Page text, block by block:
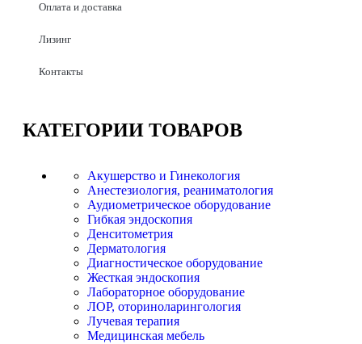
Оплата и доставка
Лизинг
Контакты
КАТЕГОРИИ ТОВАРОВ
Акушерство и Гинекология
Анестезиология, реаниматология
Аудиометрическое оборудование
Гибкая эндоскопия
Денситометрия
Дерматология
Диагностическое оборудование
Жесткая эндоскопия
Лабораторное оборудование
ЛОР, оториноларингология
Лучевая терапия
Медицинская мебель